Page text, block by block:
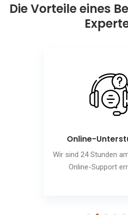
Die Vorteile eines
Online-
Wir sind 24 Stunden
Online-Support